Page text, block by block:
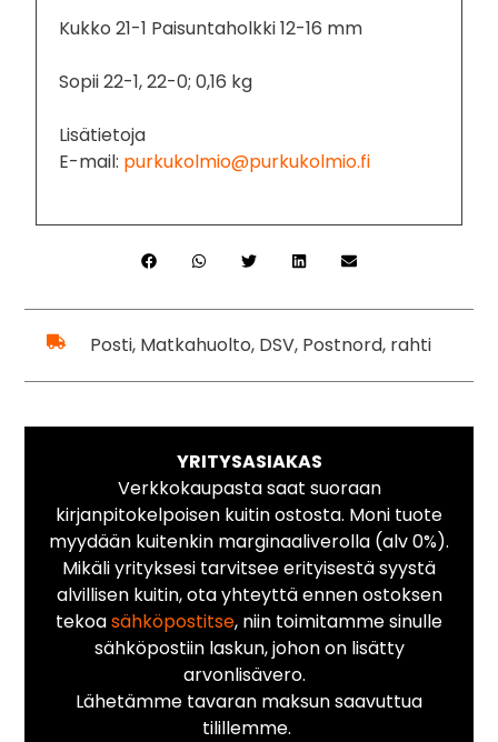
Kukko 21-1 Paisuntaholkki 12-16 mm
Sopii 22-1, 22-0; 0,16 kg
Lisätietoja
E-mail: purkukolmio@purkukolmio.fi
Posti, Matkahuolto, DSV, Postnord, rahti
YRITYSASIAKAS
Verkkokaupasta saat suoraan
kirjanpitokelpoisen kuitin ostosta. Moni tuote
myydään kuitenkin marginaaliverolla (alv 0%).
Mikäli yrityksesi tarvitsee erityisestä syystä
alvillisen kuitin, ota yhteyttä ennen ostoksen
tekoasähköpostitse, niin toimitamme sinulle
sähköpostiin laskun, johon on lisätty
arvonlisävero.
Lähetämme tavaran maksun saavuttua
tilillemme.